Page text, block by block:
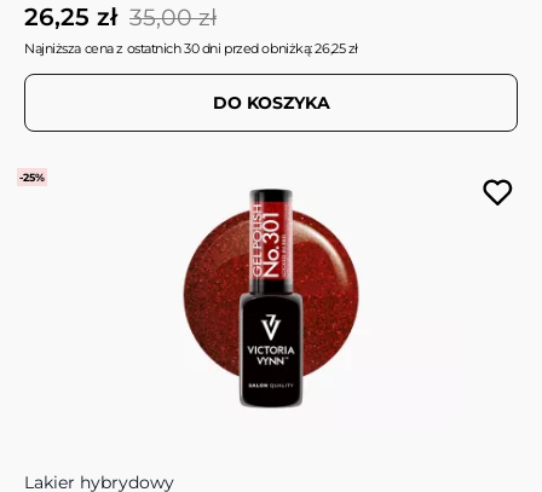
26,25 zł 35,00 zł
Najniższa cena z ostatnich 30 dni przed obniżką: 26,25 zł
DO KOSZYKA
-25%
Lakier hybrydowy